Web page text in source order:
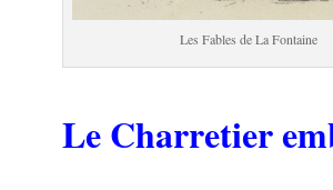
Les Fables de La Fontaine
Le Charretier